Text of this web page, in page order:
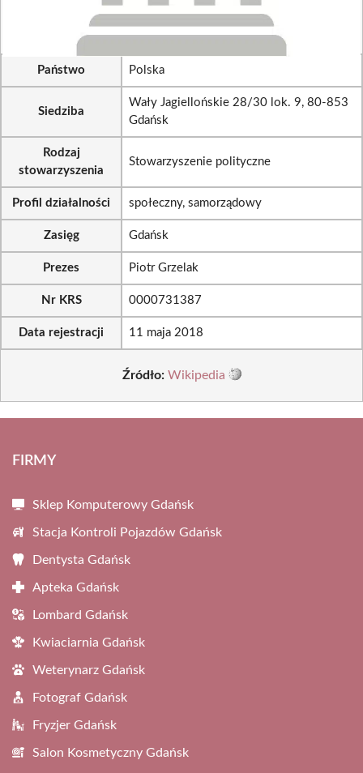
Państwo Polska
Siedziba
Wały Jagiellońskie 28/30 lok. 9, 80-853
Gdańsk
Rodzaj
stowarzyszenia
Stowarzyszenie polityczne
Profil działalności społeczny, samorządowy
Zasięg Gdańsk
Prezes Piotr Grzelak
Nr KRS 0000731387
Data rejestracji 11 maja 2018
Źródło: Wikipedia
FIRMY
Sklep Komputerowy Gdańsk
Stacja Kontroli Pojazdów Gdańsk
Dentysta Gdańsk
Apteka Gdańsk
Lombard Gdańsk
Kwiaciarnia Gdańsk
Weterynarz Gdańsk
Fotograf Gdańsk
Fryzjer Gdańsk
Salon Kosmetyczny Gdańsk